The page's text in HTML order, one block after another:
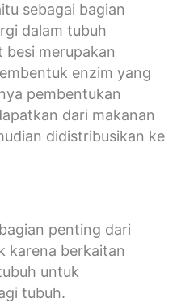
sebagai bagian
dalam tubuh
besi merupakan
enzim yang
pembentukan
dari makanan
didistribusikan ke
penting dari
karena berkaitan
untuk
tubuh.